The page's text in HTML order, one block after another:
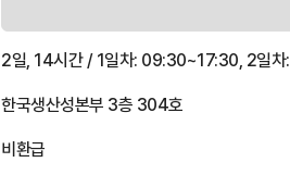
2일, 14시간 / 1일차: 09:30~17:30, 2일
한국생산성본부 3층 304호
비환급